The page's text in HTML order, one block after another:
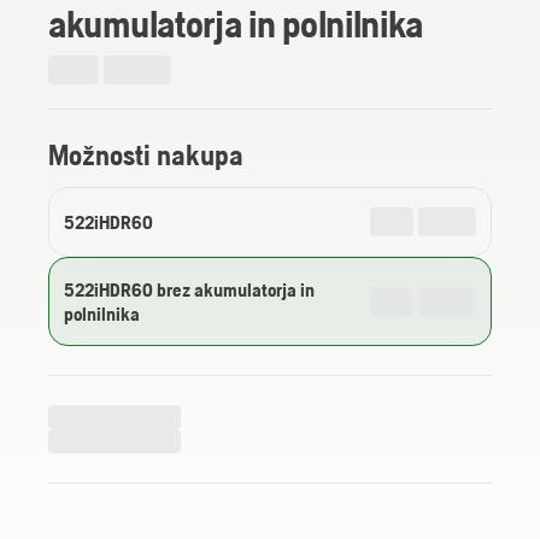
akumulatorja in polnilnika
Možnosti nakupa
522iHDR60
522iHDR60 brez akumulatorja in
polnilnika